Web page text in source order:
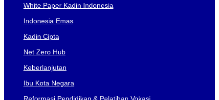
White Paper Kadin Indonesia
Indonesia Emas
Kadin Cipta
Net Zero Hub
Keberlanjutan
Ibu Kota Negara